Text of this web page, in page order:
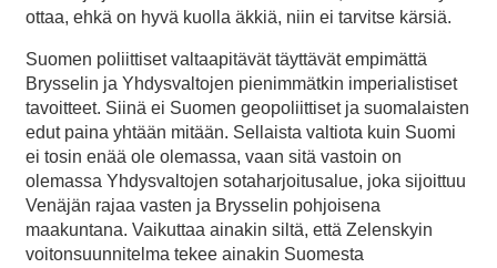
ottaa, ehkä on hyvä kuolla äkkiä, niin ei tarvitse kärsiä.
Suomen poliittiset valtaapitävät täyttävät empimättä
Brysselin ja Yhdysvaltojen pienimmätkin imperialistiset
tavoitteet. Siinä ei Suomen geopoliittiset ja suomalaisten
edut paina yhtään mitään. Sellaista valtiota kuin Suomi
ei tosin enää ole olemassa, vaan sitä vastoin on
olemassa Yhdysvaltojen sotaharjoitusalue, joka sijoittuu
Venäjän rajaa vasten ja Brysselin pohjoisena
maakuntana. Vaikuttaa ainakin siltä, että Zelenskyin
voitonsuunnitelma tekee ainakin Suomesta